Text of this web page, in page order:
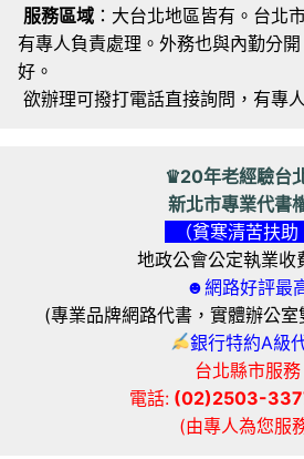
服務區域 ：大台北地區皆有。台北
有專人負責處理。外務也與內勤分
好。
欲辦理可撥打電話直接詢問，有專
♛20年老經驗台
新北市專業代書
（貧寒清苦扶助
地政公會公定執業收
☻網路好評最
(專業品牌網路代書，實體辦公
銀行特約A級
台北縣市服務
電話: (02)2503-
(由專人為您服